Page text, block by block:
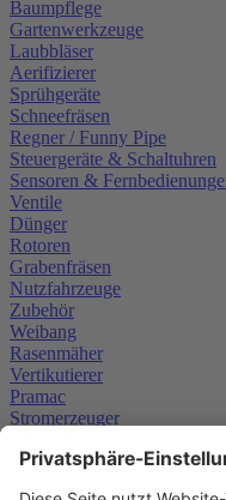
Baumpflege
Gartenwerkzeuge
Laubbläser
Aerifizierer
Sprühgeräte
Schneefräsen
Regner / Funny Pipe
Steuergeräte & Schaltuhren
Sensoren &
Ventile
Dünger
Rotoren
Grabenfräsen
Nutzfahrzeuge
Zubehör
Weibang
Rasenmäher
Vertikutierer
Pramac
Stromerzeuger
Weitere